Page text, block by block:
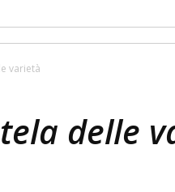
varietà
delle